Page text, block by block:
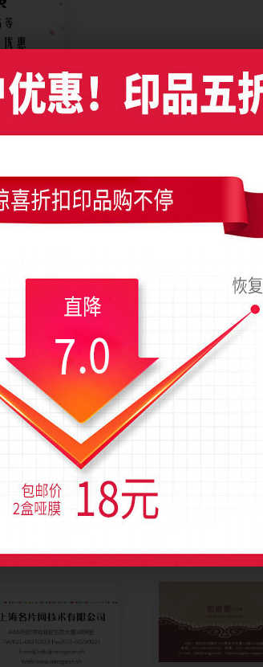
名片模板，编号是6837，文件格式PDF，请使用Illustrator
米；上传时间为2018-02-15 23:34 星期四